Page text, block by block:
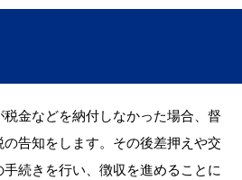
金などを納付しなかった場合、督
告知をします。その後差押えや交
続きを行い、徴収を進めることに